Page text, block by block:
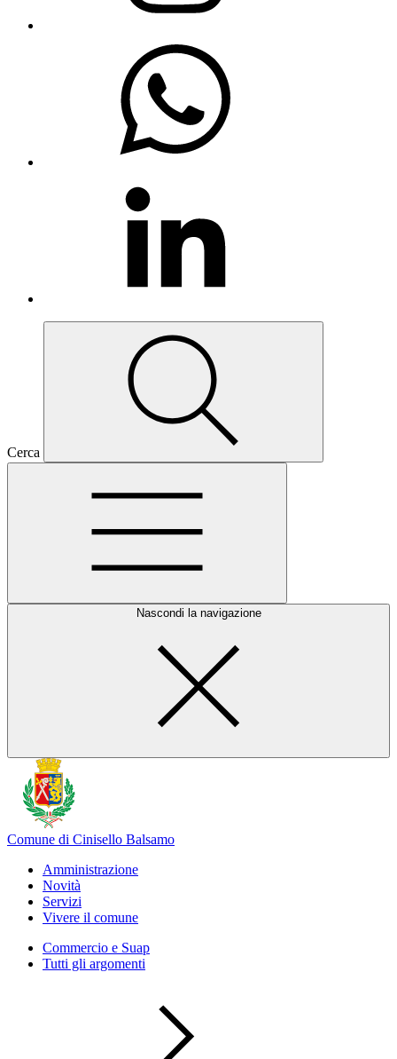
Cerca
Nascondi la navigazione
Comune di Cinisello Balsamo
Amministrazione
Novità
Servizi
Vivere il comune
Commercio e Suap
Tutti gli argomenti